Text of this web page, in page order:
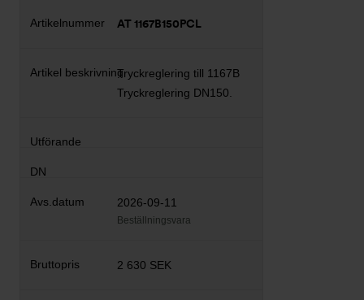
AT 1167B150PCL
Tryckreglering till 1167B
Tryckreglering DN150.
2026-09-11
Beställningsvara
2 630 SEK